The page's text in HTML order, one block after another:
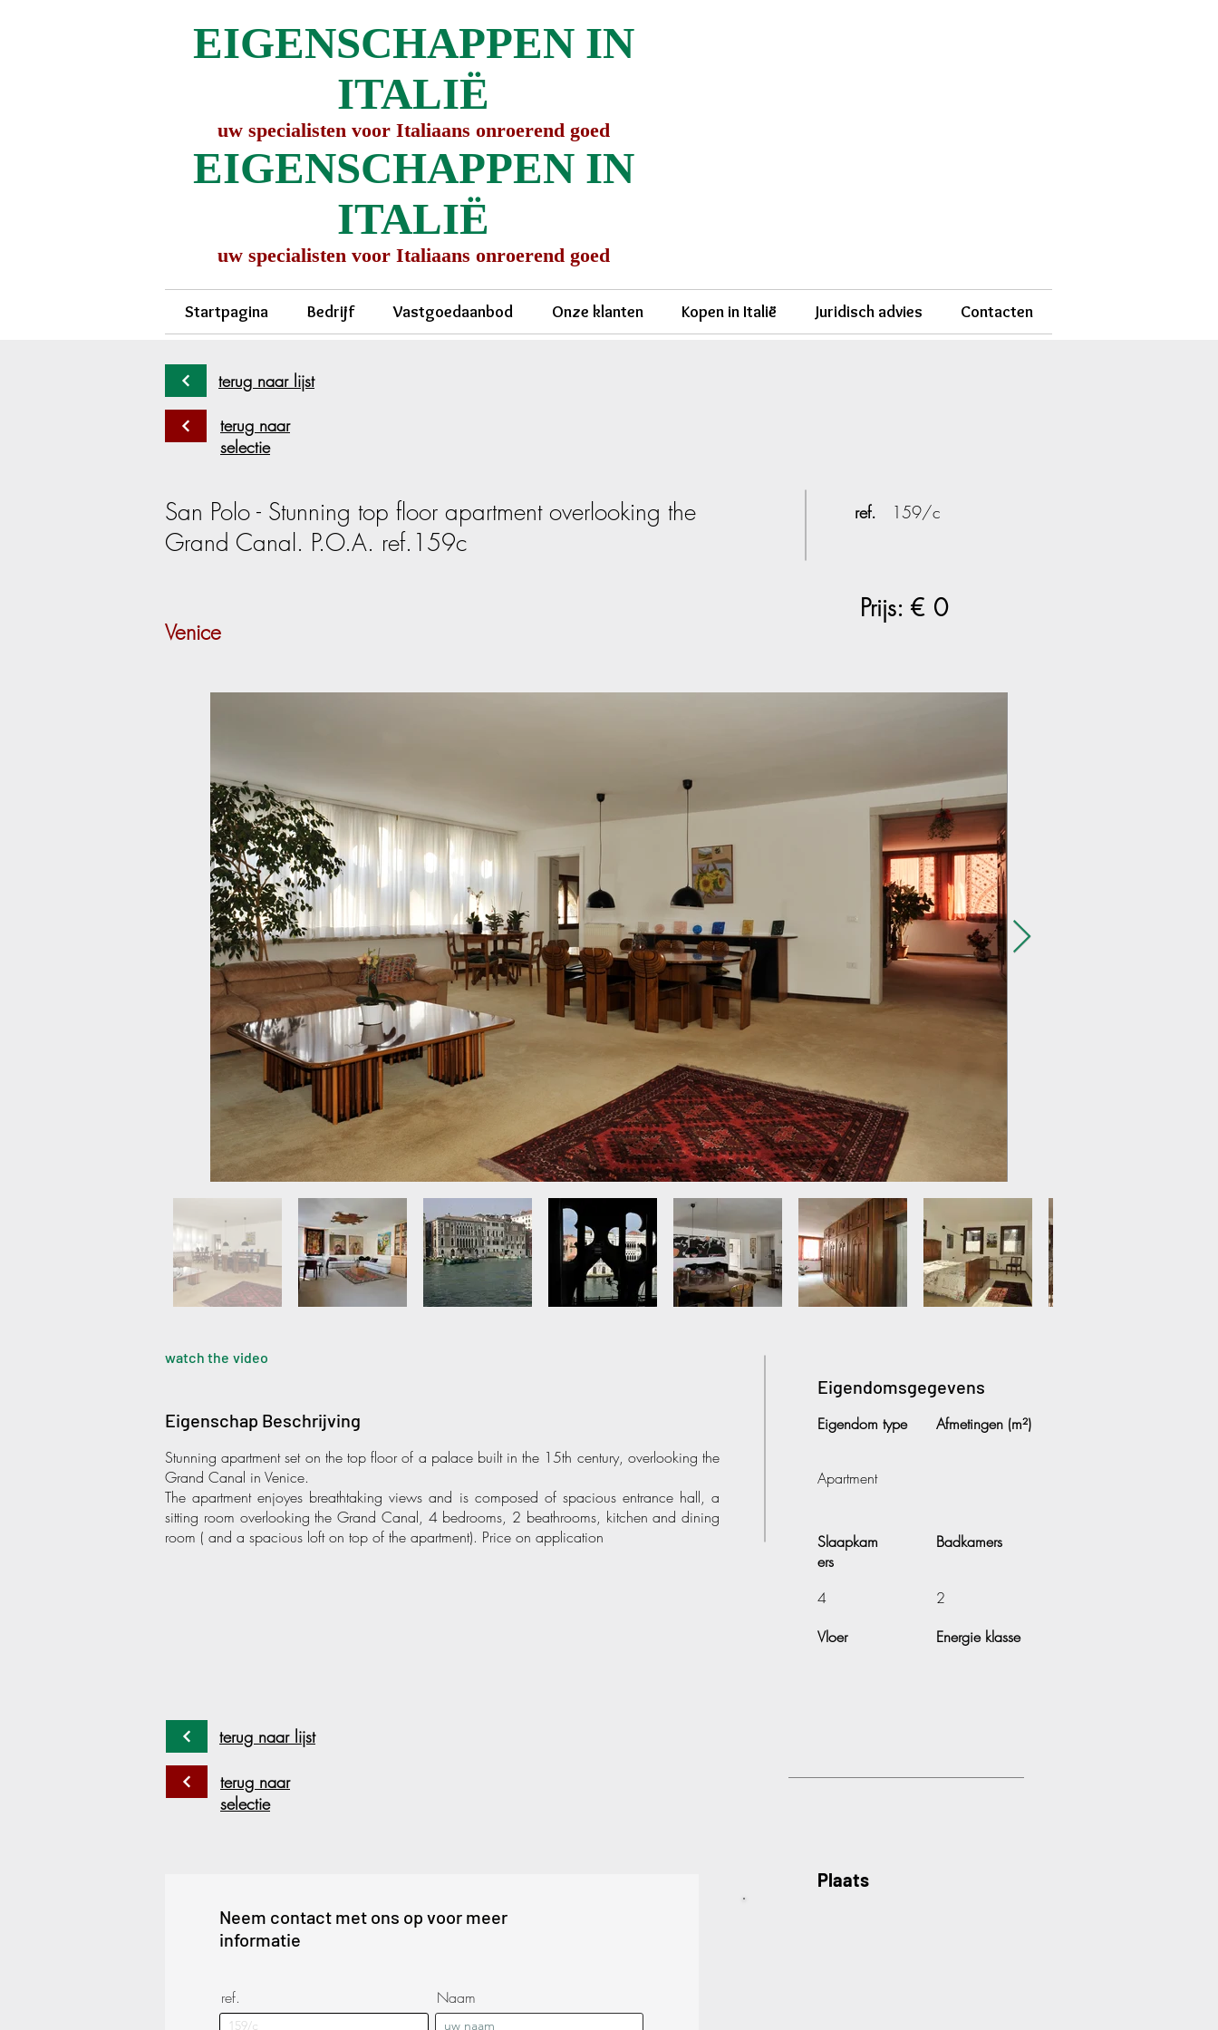
EIGENSCHAPPEN IN
ITALIË
uw specialisten voor Italiaans onroerend goed
EIGENSCHAPPEN IN
ITALIË
uw specialisten voor Italiaans onroerend goed
Startpagina Bedrijf Vastgoedaanbod Onze klanten Kopen in Italië Juridisch advies Contacten
terug naar lijst
San Polo - Stunning top floor apartment overlooking the
Grand Canal. P.O.A. ref.159c
Venice
ref. 159/c
Prijs: € 0
watch the video
Eigenschap Beschrijving
Stunning apartment set on the top floor of a palace built in the 15th century, overlooking the
Grand Canal in Venice.
The apartment enjoyes breathtaking views and is composed of spacious entrance hall, a
sitting room overlooking the Grand Canal, 4 bedrooms, 2 beathrooms, kitchen and dining
room ( and a spacious loft on top of the apartment). Price on application
Eigendomsgegevens
Eigendom type
Apartment
Slaapkam
ers
4
Vloer
Afmetingen (m²)
Badkamers
2
Energie klasse
terug naar lijst
terug naar
selectie
Neem contact met ons op voor meer
informatie
ref. Naam
Plaats
terug naar
selectie